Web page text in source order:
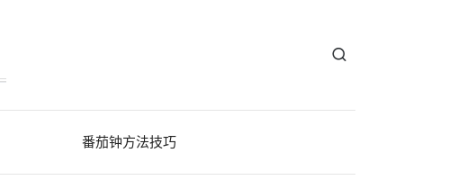
番茄钟方法技巧